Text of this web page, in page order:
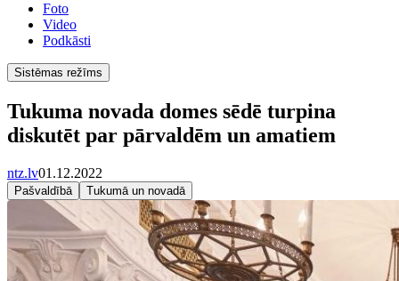
Foto
Video
Podkāsti
Sistēmas režīms
Tukuma novada domes sēdē turpina
diskutēt par pārvaldēm un amatiem
ntz.lv01.12.2022
Pašvaldībā Tukumā un novadā